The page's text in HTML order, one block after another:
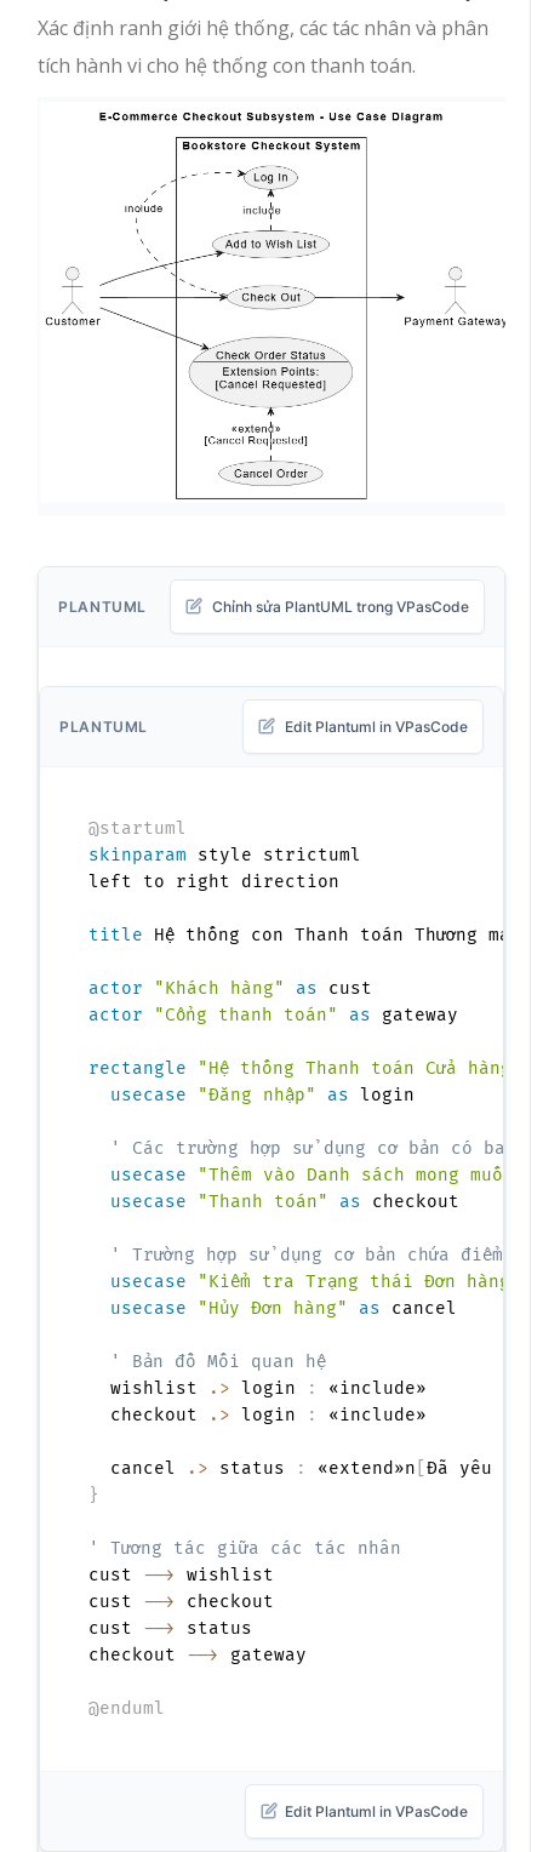
Xác định ranh giới hệ thống, các tác nhân và phân
tích hành vi cho hệ thống con thanh toán.
PLANTUML Chỉnh sửa PlantUML trong VPasCode
PLANTUML Edit Plantuml in VPasCode
@startuml
skinparam style strictuml
left to right direction
title Hệ thống con Thanh toán Thương
actor "Khách hàng" as
actor
"Cổng thanh toán" as gateway
rectangle
"Hệ thống Thanh toán Cửa hàng
usecase
"Đăng nhập" as login
' Các trường hợp sử dụng cơ bản có bao
usecase
"Thêm vào Danh sách mong muốn"
usecase
"Thanh toán" as checkout
' Trường hợp sử dụng cơ bản chứa điểm
usecase
"Kiểm tra Trạng thái Đơn
usecase
"Hủy Đơn hàng" as cancel
' Bản đồ Mối quan hệ
  wishlist
.> login :
«include»
  checkout
.> login : «include»
  cancel
.> status : «extend»n [Đã yêu cầu
}
' Tương tác giữa các tác nhân
cust -->
wishlist
cust -->
checkout
cust -->
status
checkout --> gateway
@enduml
Edit Plantuml in VPasCode